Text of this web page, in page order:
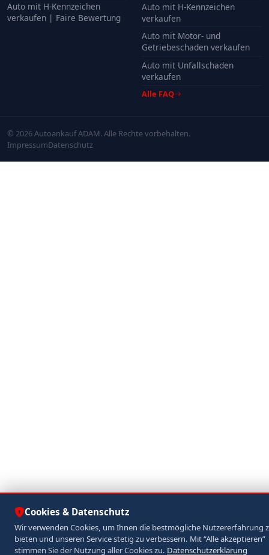
Auto mit H-Kennzeichen
verkaufen | Faire Bewertung
Auto mit H-Kennzeichen
verkaufen
Auto mit Motor- und
Getriebeschaden verkaufen
Auto mit Unfallschaden
verkaufen
Alle FAQ
© 2026 Autoankauf ADAM. Alle Rechte vorbehalten.
ImpressumDatenschutz
Cookies & Datenschutz
Wir verwenden Cookies, um Ihnen die bestmögliche Nutzererfahrung
bieten und unseren Service stetig zu verbessern. Mit “Alle akzeptieren”
stimmen Sie der Nutzung aller Cookies zu. Datenschutzerklärung